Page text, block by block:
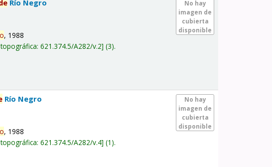
No hay
imagen de
cubierta
disponible
Río Negro
, 1988
621.374.5/A282/v.2 (3).
No hay
imagen de
cubierta
disponible
Río Negro
, 1988
621.374.5/A282/v.4 (1).